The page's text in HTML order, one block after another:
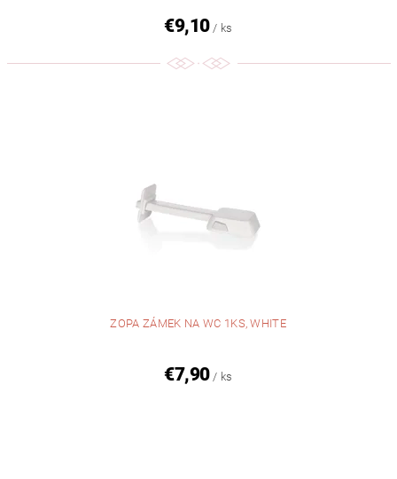
€9,10 / ks
ZOPA ZÁMEK NA WC 1KS, WHITE
€7,90 / ks